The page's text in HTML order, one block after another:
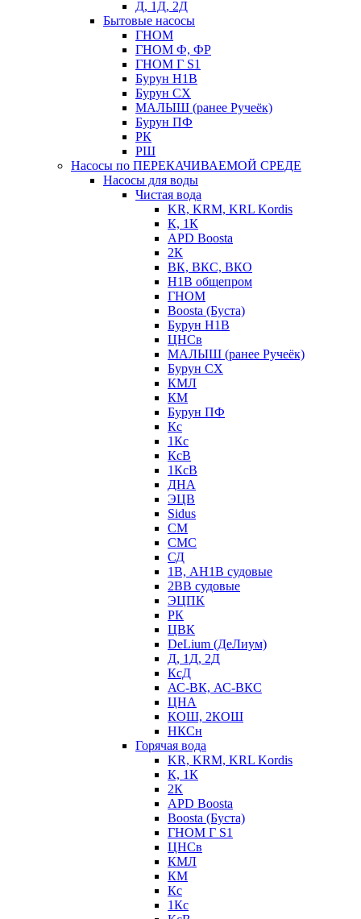
Д, 1Д, 2Д
Бытовые насосы
ГНОМ
ГНОМ Ф, ФР
ГНОМ Г S1
Бурун Н1В
Бурун СХ
МАЛЫШ (ранее Ручеёк)
Бурун ПФ
РК
РШ
Насосы по ПЕРЕКАЧИВАЕМОЙ СРЕДЕ
Насосы для воды
Чистая вода
KR, KRM, KRL Kordis
К, 1К
APD Boosta
2К
ВК, ВКС, ВКО
Н1В общепром
ГНОМ
Boosta (Буста)
Бурун Н1В
ЦНСв
МАЛЫШ (ранее Ручеёк)
Бурун СХ
КМЛ
КМ
Бурун ПФ
Кс
1Кс
КсВ
1КсВ
ДНА
ЭЦВ
Sidus
СМ
СМС
СД
1В, АН1В судовые
2ВВ судовые
ЭЦПК
РК
ЦВК
DeLium (ДеЛиум)
Д, 1Д, 2Д
КсД
АС-ВК, АС-ВКС
ЦНА
КОШ, 2КОШ
НКСн
Горячая вода
KR, KRM, KRL Kordis
К, 1К
2К
APD Boosta
Boosta (Буста)
ГНОМ Г S1
ЦНСв
КМЛ
КМ
Кс
1Кс